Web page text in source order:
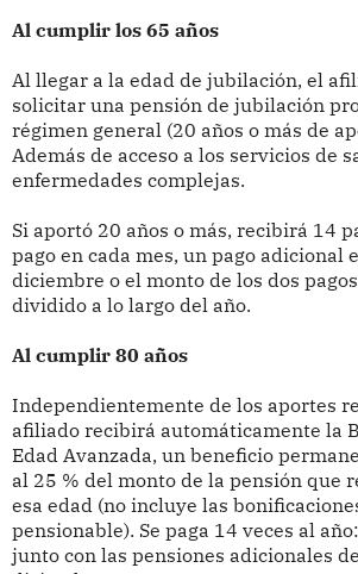
Al cumplir los 65 años
Al llegar a la edad de jubilación, el
solicitar una pensión de jubilación
régimen general (20 años o más de
Además de acceso a los servicios de
enfermedades complejas.
Si aportó 20 años o más, recibirá 14
pago en cada mes, un pago adicional
diciembre o el monto de los dos
dividido a lo largo del año.
Al cumplir 80 años
Independientemente de los aportes
afiliado recibirá automáticamente la
Edad Avanzada, un beneficio
al 25 % del monto de la pensión que
esa edad (no incluye las
pensionable). Se paga 14 veces al
junto con las pensiones adicionales